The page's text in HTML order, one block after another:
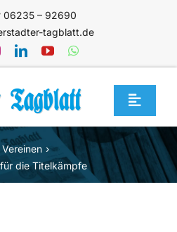
06235 – 92690
tagblatt.de
Toggle
die Titelkämpfe